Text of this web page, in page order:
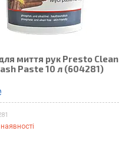
миття рук Presto Clean
Paste 10 л (604281)